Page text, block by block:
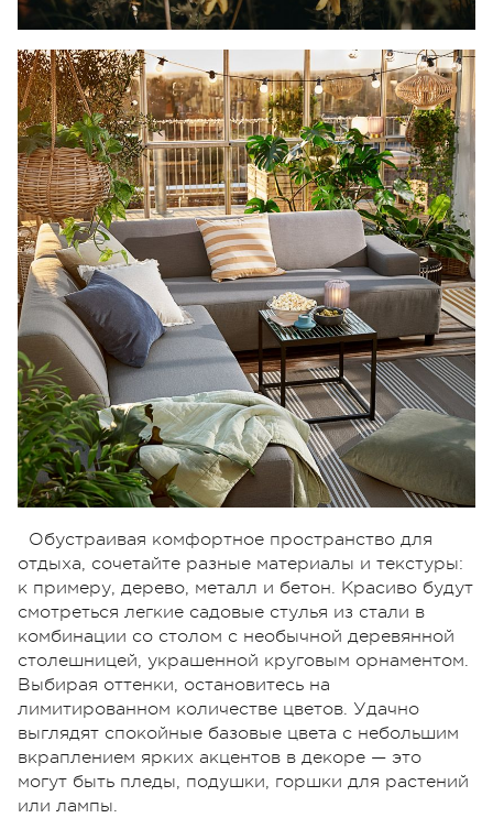
Обустраивая комфортное пространство для
отдыха, сочетайте разные материалы и текстуры:
к примеру, дерево, металл и бетон. Красиво будут
смотреться легкие садовые стулья из стали в
комбинации со столом с необычной деревянной
столешницей, украшенной круговым орнаментом.
Выбирая оттенки, остановитесь на
лимитированном количестве цветов. Удачно
выглядят спокойные базовые цвета с небольшим
вкраплением ярких акцентов в декоре — это
могут быть пледы, подушки, горшки для растений
или лампы.